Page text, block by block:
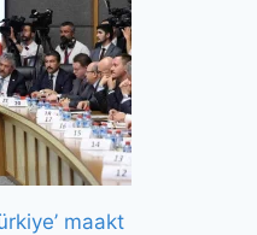
maakt